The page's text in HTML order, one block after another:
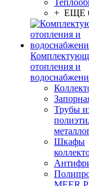
+ ЕЩЕ
отопления и
Трубы
Шкафы